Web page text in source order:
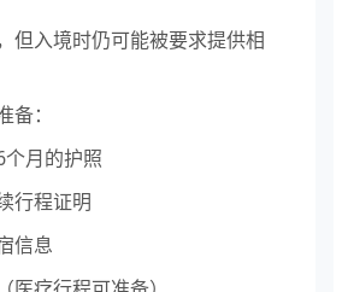
但入境时仍可能被要求提供相
：
月的护照
行程证明
信息